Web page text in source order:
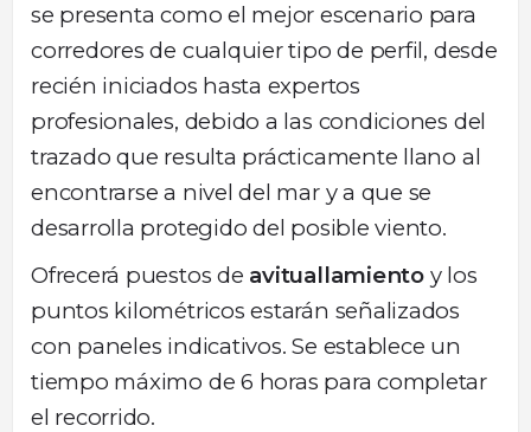
se presenta como el mejor escenario para
corredores de cualquier tipo de perfil, desde
recién iniciados hasta expertos
profesionales, debido a las condiciones del
trazado que resulta prácticamente llano al
encontrarse a nivel del mar y a que se
desarrolla protegido del posible viento.
Ofrecerá puestos de avituallamientoy los
puntos kilométricos estarán señalizados
con paneles indicativos. Se establece un
tiempo máximo de 6 horas para completar
el recorrido.